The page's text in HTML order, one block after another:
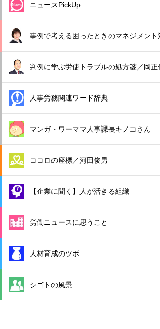
ニュースPickUp
事例で考える困ったときのマネジメン
判例に学ぶ労使トラブルの処方箋／岡正
人事労務関連ワード辞典
マンガ・ワーママ人事課長キノコさん
ココロの座標／河田俊男
【企業に聞く】人が活きる組織
労働ニュースに思うこと
人材育成のツボ
シゴトの風景